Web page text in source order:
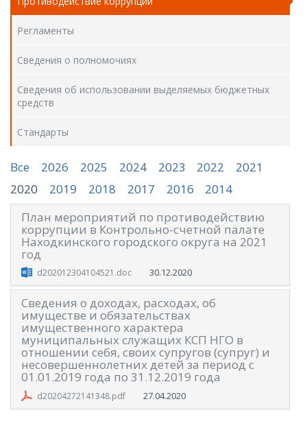
Регламенты
Сведения о полномочиях
Сведения об использовании выделяемых бюджетных
средств
Стандарты
Все 2026 2025 2024 2023 2022
2021
2020
2019 2018 2017 2016
2014
План мероприятий по противодействию
коррупции в Контрольно-счетной палате
Находкинского городского округа на 2021
год
d202012304104521.doc 30.12.2020
Сведения о доходах, расходах, об
имуществе и обязательствах
имущественного характера
муниципальных служащих КСП НГО в
отношении себя, своих супругов (супруг) и
несовершеннолетних детей за период с
01.01.2019 года по 31.12.2019 года
d20204272141348.pdf 27.04.2020